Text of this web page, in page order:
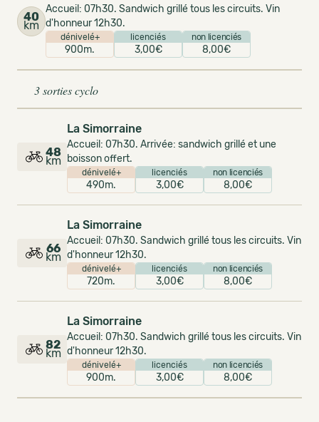
40
km
Accueil: 07h30. Sandwich grillé tous les circuits. Vin
d'honneur 12h30.
dénivelé+
900m.
licenciés
3,00€
non licenciés
8,00€
3 sorties cyclo
48
km
La Simorraine
Accueil: 07h30. Arrivée: sandwich grillé et une
boisson offert.
dénivelé+
490m.
licenciés
3,00€
non licenciés
8,00€
66
km
La Simorraine
Accueil: 07h30. Sandwich grillé tous les circuits. Vin
d'honneur 12h30.
dénivelé+
720m.
licenciés
3,00€
non licenciés
8,00€
82
km
La Simorraine
Accueil: 07h30. Sandwich grillé tous les circuits. Vin
d'honneur 12h30.
dénivelé+
900m.
licenciés
3,00€
non licenciés
8,00€